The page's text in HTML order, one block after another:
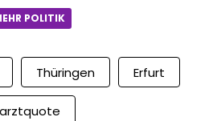
POLITIK
Thüringen Erfurt